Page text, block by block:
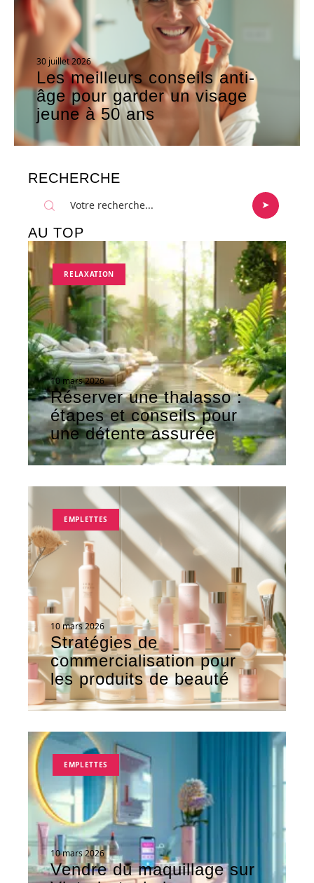
30 juillet 2026
Les meilleurs conseils anti-
âge pour garder un visage
jeune à 50 ans
RECHERCHE
AU TOP
RELAXATION
10 mars 2026
Réserver une thalasso :
étapes et conseils pour
une détente assurée
EMPLETTES
10 mars 2026
Stratégies de
commercialisation pour
les produits de beauté
EMPLETTES
10 mars 2026
Vendre du maquillage sur